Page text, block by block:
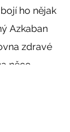
Azkaban
zdravé
něco